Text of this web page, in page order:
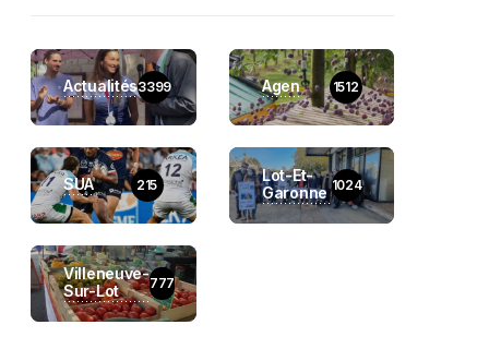
Actualités3399 Agen 1512
SUA 215
Lot-Et-
Garonne 1024
Villeneuve-
Sur-Lot
777